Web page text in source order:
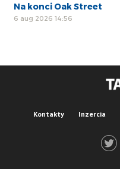
Na konci Oak Street
6 aug 2026 14:56
Kontakty Inzercia